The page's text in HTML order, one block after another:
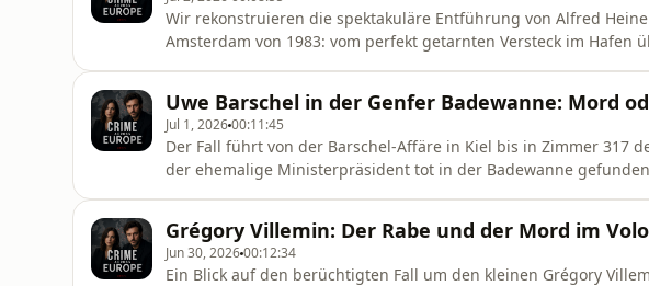
Wir rekonstruieren die spektakuläre Entführung von Alfred
Amsterdam von 1983: vom perfekt getarnten Versteck im Hafen
organisierte Kriminalität in d
Uwe Barschel in der Genfer Badewanne: Mord
Jul 1, 202600:11:45
Der Fall führt von der Barschel-Affäre in Kiel bis in Zimmer 317
der ehemalige Ministerpräsident tot in der Badewanne
Grégory Villemin: Der Rabe und der Mord im
Jun 30, 202600:12:34
Ein Blick auf den berüchtigten Fall um den kleinen Grégory